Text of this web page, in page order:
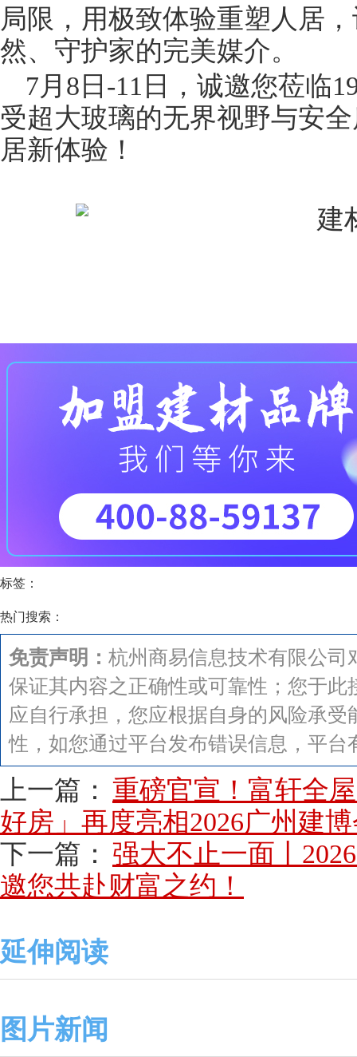
局限，用极致体验重塑人居
然、守护家的完美媒介。
7月8日-11日，诚邀您莅临
受超大玻璃的无界视野与安
居新体验！
标签：
热门搜索：
免责声明： 杭州商易信息技术有限公
保证其内容之正确性或可靠性；您于
应自行承担，您应根据自身的风险承
性，如您通过平台发布错误信息，平台
上一篇： 重磅官宣！富轩全
好房」再度亮相2026广州建
下一篇： 强大不止一面丨
邀您共赴财富之约！
延伸阅读
图片新闻